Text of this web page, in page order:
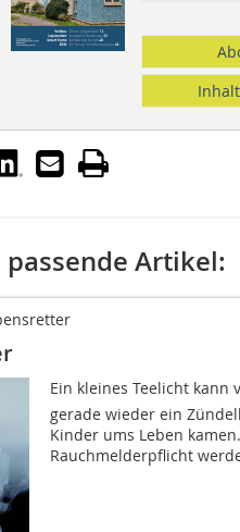
Artikel:
Ein kleines Teelicht kann
gerade wieder ein
Kinder ums Leben
Rauchmelderpflicht